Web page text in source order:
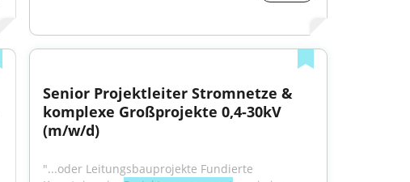
Senior Projektleiter Stromnetze &
komplexe Großprojekte 0,4-30kV
(m/w/d)
"...oder Leitungsbauprojekte Fundierte